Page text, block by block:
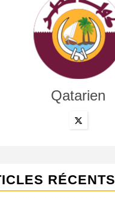
Qatarien
RÉCENTS